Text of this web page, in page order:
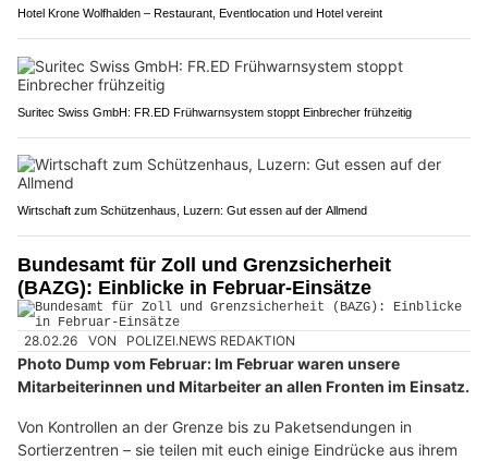
Hotel Krone Wolfhalden – Restaurant, Eventlocation und Hotel vereint
Suritec Swiss GmbH: FR.ED Frühwarnsystem stoppt Einbrecher frühzeitig
Wirtschaft zum Schützenhaus, Luzern: Gut essen auf der Allmend
Bundesamt für Zoll und Grenzsicherheit
(BAZG): Einblicke in Februar-Einsätze
28.02.26 VON POLIZEI.NEWS REDAKTION
Photo Dump vom Februar: Im Februar waren unsere
Mitarbeiterinnen und Mitarbeiter an allen Fronten im Einsatz.
Von Kontrollen an der Grenze bis zu Paketsendungen in
Sortierzentren – sie teilen mit euch einige Eindrücke aus ihrem